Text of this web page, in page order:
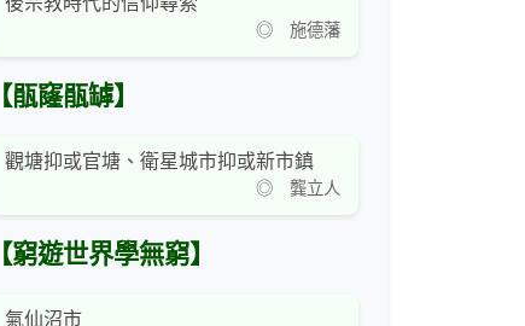
◎ 施德藩
【瓹窿瓹罅】
觀塘抑或官塘、衛星城市抑或新市鎮
◎ 龔立人
【窮遊世界學無窮】
氣仙沼市